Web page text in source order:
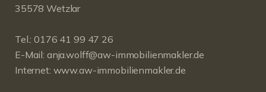
35578 Wetzlar
Tel.:0176 41 99 47 26
E-Mail: anja.wolff@aw-immobilienmakler.de
Internet: www.aw-immobilienmakler.de